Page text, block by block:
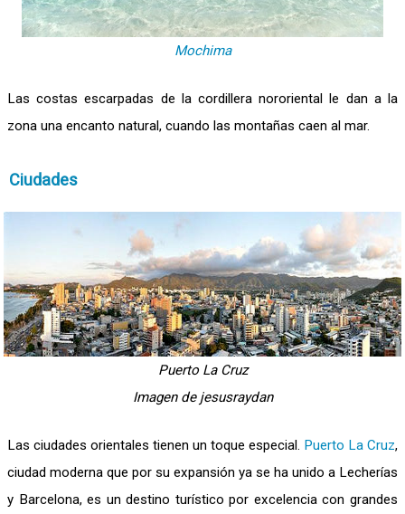
Mochima
Las costas escarpadas de la cordillera nororiental le dan a la
zona una encanto natural, cuando las montañas caen al mar.
Ciudades
Puerto La Cruz
Imagen de jesusraydan
Las ciudades orientales tienen un toque especial. Puerto La Cruz,
ciudad moderna que por su expansión ya se ha unido a Lecherías
y Barcelona, es un destino turístico por excelencia con grandes